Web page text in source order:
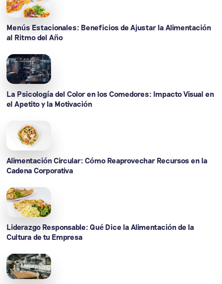
Menús Estacionales: Beneficios de Ajustar la Alimentación
al Ritmo del Año
La Psicología del Color en los Comedores: Impacto Visual en
el Apetito y la Motivación
Alimentación Circular: Cómo Reaprovechar Recursos en la
Cadena Corporativa
Liderazgo Responsable: Qué Dice la Alimentación de la
Cultura de tu Empresa